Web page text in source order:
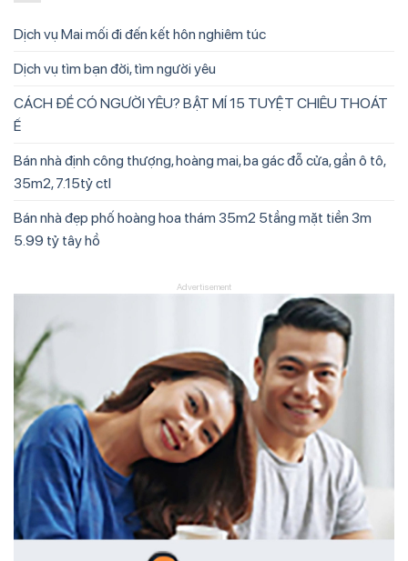
Dịch vụ Mai mối đi đến kết hôn nghiêm túc
Dịch vụ tìm bạn đời, tìm người yêu
CÁCH ĐỂ CÓ NGƯỜI YÊU? BẬT MÍ 15 TUYỆT CHIÊU THOÁT
Ế
Bán nhà định công thượng, hoàng mai, ba gác đỗ cửa, gần ô tô,
35m2, 7.15tỷ ctl
Bán nhà đẹp phố hoàng hoa thám 35m2 5tầng mặt tiền 3m
5.99 tỷ tây hồ
Advertisement